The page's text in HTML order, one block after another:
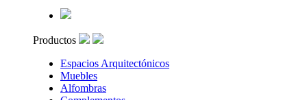
Productos
Espacios Arquitectónicos
Muebles
Alfombras